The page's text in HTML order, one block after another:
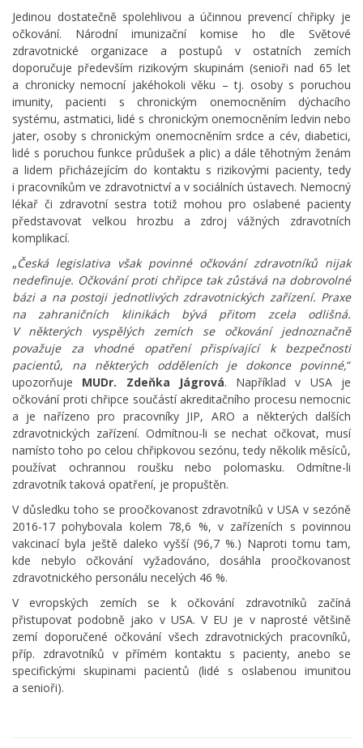
Jedinou dostatečně spolehlivou a účinnou prevencí chřipky je
očkování. Národní imunizační komise ho dle Světové
zdravotnické organizace a postupů v ostatních zemích
doporučuje především rizikovým skupinám (senioři nad 65 let
a chronicky nemocní jakéhokoli věku – tj. osoby s poruchou
imunity, pacienti s chronickým onemocněním dýchacího
systému, astmatici, lidé s chronickým onemocněním ledvin nebo
jater, osoby s chronickým onemocněním srdce a cév, diabetici,
lidé s poruchou funkce průdušek a plic) a dále těhotným ženám
a lidem přicházejícím do kontaktu s rizikovými pacienty, tedy
i pracovníkům ve zdravotnictví a v sociálních ústavech. Nemocný
lékař či zdravotní sestra totiž mohou pro oslabené pacienty
představovat velkou hrozbu a zdroj vážných zdravotních
komplikací.
„Česká legislativa však povinné očkování zdravotníků nijak
nedefinuje. Očkování proti chřipce tak zůstává na dobrovolné
bázi a na postoji jednotlivých zdravotnických zařízení. Praxe
na zahraničních klinikách bývá přitom zcela odlišná.
V některých vyspělých zemích se očkování jednoznačně
považuje za vhodné opatření přispívající k bezpečnosti
pacientů, na některých odděleních je dokonce povinné,“
upozorňuje MUDr. Zdeňka Jágrová. Například v USA je
očkování proti chřipce součástí akreditačního procesu nemocnic
a je nařízeno pro pracovníky JIP, ARO a některých dalších
zdravotnických zařízení. Odmítnou-li se nechat očkovat, musí
namísto toho po celou chřipkovou sezónu, tedy několik měsíců,
používat ochrannou roušku nebo polomasku. Odmítne-li
zdravotník taková opatření, je propuštěn.
V důsledku toho se proočkovanost zdravotníků v USA v sezóně
2016-17 pohybovala kolem 78,6 %, v zařízeních s povinnou
vakcinací byla ještě daleko vyšší (96,7 %.) Naproti tomu tam,
kde nebylo očkování vyžadováno, dosáhla proočkovanost
zdravotnického personálu necelých 46 %.
V evropských zemích se k očkování zdravotníků začíná
přistupovat podobně jako v USA. V EU je v naprosté většině
zemí doporučené očkování všech zdravotnických pracovníků,
příp. zdravotníků v přímém kontaktu s pacienty, anebo se
specifickými skupinami pacientů (lidé s oslabenou imunitou
a senioři).